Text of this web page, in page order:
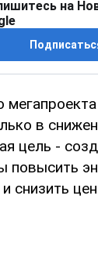
на
в
цель -
повысить
снизить